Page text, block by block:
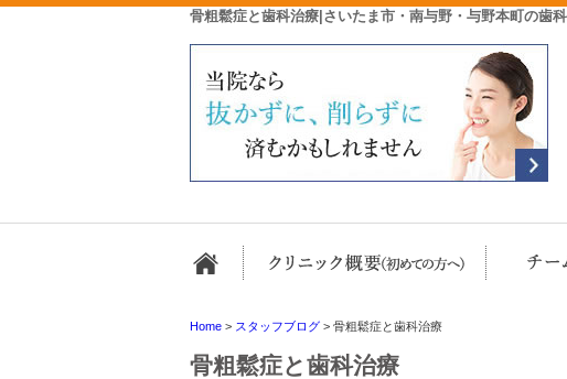
骨粗鬆症と歯科治療|さいたま市・南与野・与野本町の歯
ホーム クリニ
Home > スタッフブログ > 骨粗鬆症と歯科治療
骨粗鬆症と歯科治療